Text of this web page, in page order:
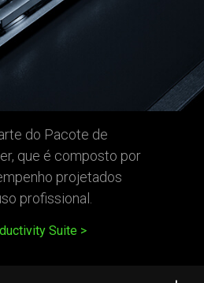
do Pacote de
que é composto por
projetados
profissional.
Suite